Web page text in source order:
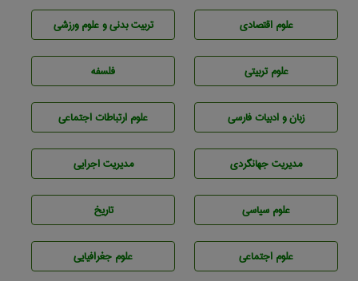
علوم اقتصادی تربيت بدنی و علوم ورزشی
علوم تربيتی فلسفه
زبان و ادبيات فارسی علوم ارتباطات اجتماعی
مديريت جهانگردی مديريت اجرايی
علوم سياسی تاريخ
علوم اجتماعی علوم جغرافيايی